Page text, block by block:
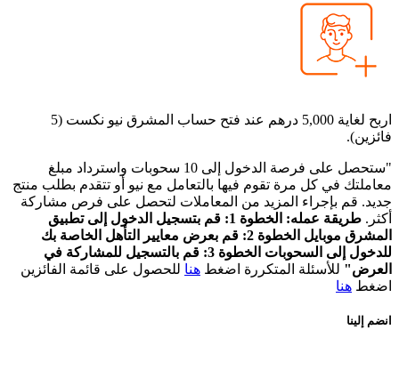
اربح لغاية 5,000 درهم عند فتح حساب المشرق نيو نكست (5
"ستحصل على فرصة الدخول إلى 10 سحوبات واسترداد مبلغ
في كل مرة تقوم فيها بالتعامل مع نيو أو تتقدم بطلب منتج
قم بإجراء المزيد من المعاملات لتحصل على فرص مشاركة
طريقة عمله: الخطوة 1: قم بتسجيل الدخول إلى تطبيق
المشرق موبايل الخطوة 2: قم بعرض معايير التأهل الخاصة بك
للدخول إلى السحوبات الخطوة 3: قم بالتسجيل للمشاركة في
للأسئلة المتكررة اضغطهناللحصول على قائمة الفائزين
هنا
إلينا